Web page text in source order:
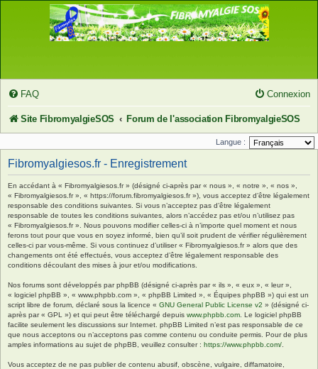
FAQ Connexion
Site FibromyalgieSOS Forum de l'association FibromyalgieSOS
Langue :
Fibromyalgiesos.fr - Enregistrement
En accédant à « Fibromyalgiesos.fr » (désigné ci-après par « nous », « notre », « nos »,
« Fibromyalgiesos.fr », « https://forum.fibromyalgiesos.fr »), vous acceptez d’être légalement
responsable des conditions suivantes. Si vous n’acceptez pas d’être légalement
responsable de toutes les conditions suivantes, alors n’accédez pas et/ou n’utilisez pas
« Fibromyalgiesos.fr ». Nous pouvons modifier celles-ci à n’importe quel moment et nous
ferons tout pour que vous en soyez informé, bien qu’il soit prudent de vérifier régulièrement
celles-ci par vous-même. Si vous continuez d’utiliser « Fibromyalgiesos.fr » alors que des
changements ont été effectués, vous acceptez d’être légalement responsable des
conditions découlant des mises à jour et/ou modifications.
Nos forums sont développés par phpBB (désigné ci-après par « ils », « eux », « leur »,
« logiciel phpBB », « www.phpbb.com », « phpBB Limited », « Équipes phpBB ») qui est un
script libre de forum, déclaré sous la licence « GNU General Public License v2 » (désigné ci-
après par « GPL ») et qui peut être téléchargé depuis www.phpbb.com . Le logiciel phpBB
facilite seulement les discussions sur Internet. phpBB Limited n’est pas responsable de ce
que nous acceptons ou n’acceptons pas comme contenu ou conduite permis. Pour de plus
amples informations au sujet de phpBB, veuillez consulter : https://www.phpbb.com/
Vous acceptez de ne pas publier de contenu abusif, obscène, vulgaire, diffamatoire,